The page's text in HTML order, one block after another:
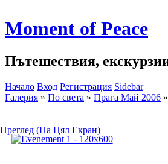
Moment of Peace
Пътешествия,
Начало Вход Регистрация Sidebar
Галерия » По света » Прага Май 2006 »
Преглед (На Цял Екран)